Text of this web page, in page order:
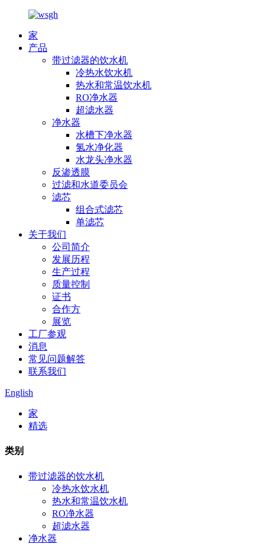
家
产品
带过滤器的饮水机
冷热水饮水机
热水和常温饮水机
RO净水器
超滤水器
净水器
水槽下净水器
氢水净化器
水龙头净水器
反渗透膜
过滤和水道委员会
滤芯
组合式滤芯
单滤芯
关于我们
公司简介
发展历程
生产过程
质量控制
证书
合作方
展览
工厂参观
消息
常见问题解答
联系我们
English
家
精选
类别
带过滤器的饮水机
冷热水饮水机
热水和常温饮水机
RO净水器
超滤水器
净水器